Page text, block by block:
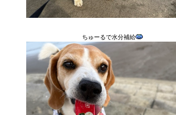
ちゅーるで水分補給